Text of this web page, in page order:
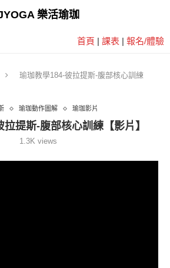
樂活瑜珈
首頁 | 課表 | 報名/體驗
瑜珈教學184-彼拉提斯-腹部核心訓練
瑜珈動作圖解 瑜珈影片
提斯-腹部核心訓練【影片】
1.3K views